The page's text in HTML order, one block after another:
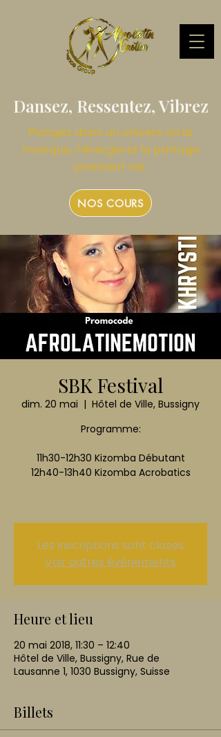
Dansez, Ressentez, Vibrez
Plongez dans un univers où la
musique, l’énergie et le partage
prennent vie.
NOS COURS
SBK Festival
dim. 20 mai
  |
Hôtel de Ville, Bussigny
Programme:
11h30-12h30 Kizomba Débutant
12h40-13h40 Kizomba Acrobatics
Les inscriptions sont closes
Voir autres événements
Heure et lieu
20 mai 2018, 11:30 – 12:40
Hôtel de Ville, Bussigny, Rue de
Lausanne 1, 1030 Bussigny, Suisse
Billets